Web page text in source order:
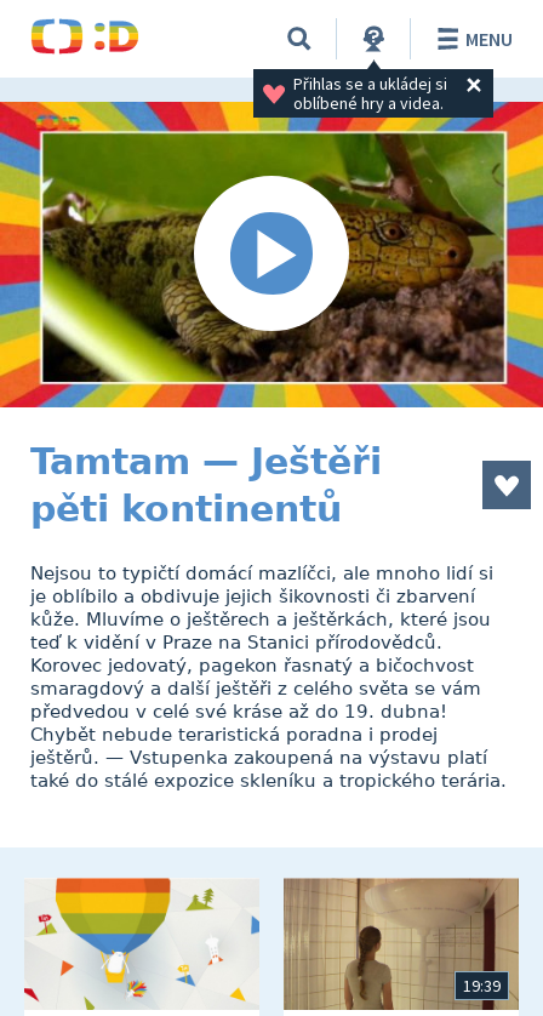
Přihlas se a ukládej si
oblíbené hry a videa.
MENU
Tamtam — Ještěři
pěti kontinentů
Nejsou to typičtí domácí mazlíčci, ale mnoho lidí si
je oblíbilo a obdivuje jejich šikovnosti či zbarvení
kůže. Mluvíme o ještěrech a ještěrkách, které jsou
teď k vidění v Praze na Stanici přírodovědců.
Korovec jedovatý, pagekon řasnatý a bičochvost
smaragdový a další ještěři z celého světa se vám
předvedou v celé své kráse až do 19. dubna!
Chybět nebude teraristická poradna i prodej
ještěrů. — Vstupenka zakoupená na výstavu platí
také do stálé expozice skleníku a tropického terária.
19:39